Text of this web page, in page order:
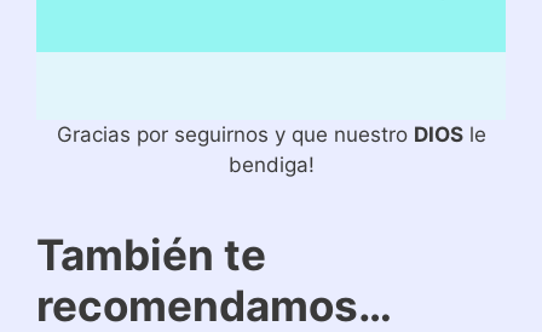
Gracias por seguirnos y que nuestro DIOSle
bendiga!
También te
recomendamos…